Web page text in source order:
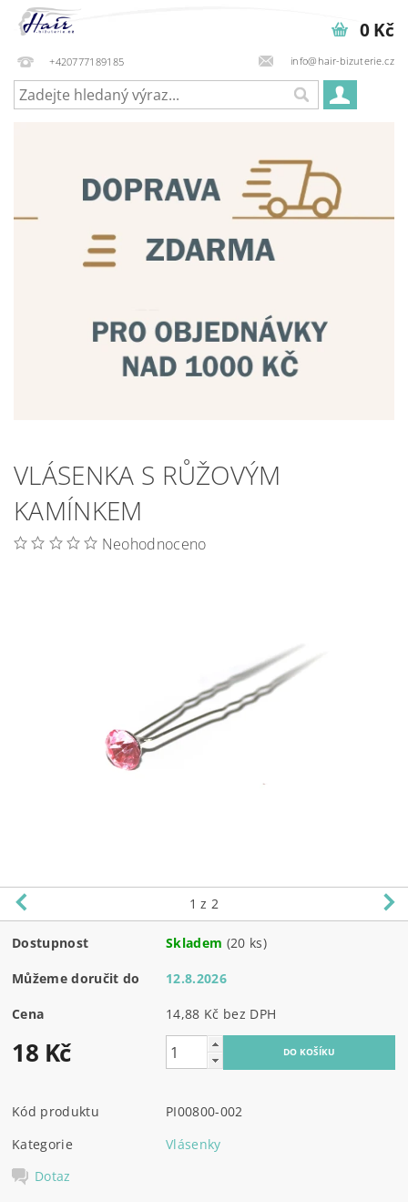
+420777189185 info@hair-bizuterie.cz
0 Kč
VLÁSENKA S RŮŽOVÝM
KAMÍNKEM
Neohodnoceno
1 z 2
Dostupnost Skladem (20 ks)
Můžeme doručit do 12.8.2026
Cena 14,88 Kč bez DPH
18 Kč
Kód produktu
PI00800-002
Kategorie
Vlásenky
Dotaz